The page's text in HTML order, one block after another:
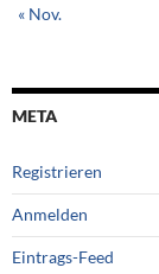
« Nov.
META
Registrieren
Anmelden
Eintrags-Feed